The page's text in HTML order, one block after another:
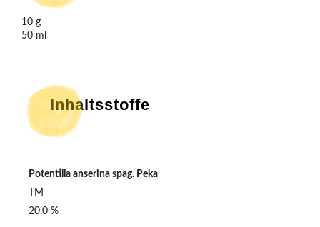
10 g
50 ml
Inhaltsstoffe
Potentilla anserina spag. Peka
TM
20,0 %